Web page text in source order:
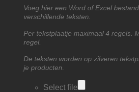
Voeg hier een Word of Excel
verschillende teksten.
Per tekstplaatje maximaal 4 regels.
regel.
De teksten worden op zilveren
je producten.
Select file